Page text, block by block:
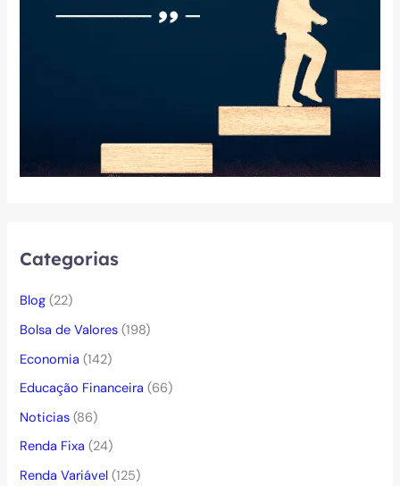
Categorias
Blog (22)
Bolsa de Valores (198)
Economia (142)
Educação Financeira (66)
Noticias (86)
Renda Fixa (24)
Renda Variável (125)